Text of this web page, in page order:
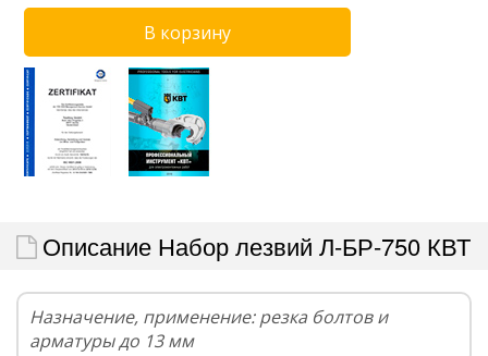
Описание Набор лезвий Л-БР-750 КВТ
Назначение, применение: резка болтов и
арматуры до 13 мм